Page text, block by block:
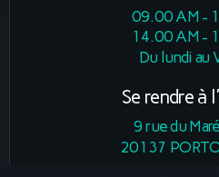
09.00 AM -
14.00 AM -
Du lundi au
Se rendre à
9 rue du
20137